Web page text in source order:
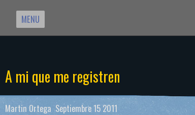
MENU
A mi que me registren
Martin Ortega Septiembre 15 2011